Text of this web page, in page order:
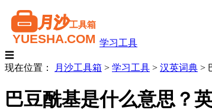
学习工具
☰
现在位置：
月沙工具箱 > 学习工具 > 汉英词典 >
巴豆酰基是什么意思？